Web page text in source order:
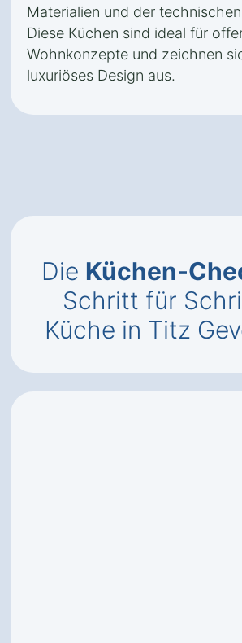
Materialien und der
Diese Küchen sind ideal für
Wohnkonzepte und zeichnen
luxuriöses Design aus.
Die Küchen-
Schritt für
Küche in Titz